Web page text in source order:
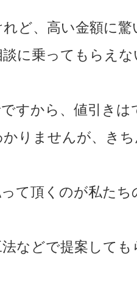
れど、高い金額に
に乗ってもらえ
ですから、値引き
りませんが、き
て頂くのが私た
法などで提案して